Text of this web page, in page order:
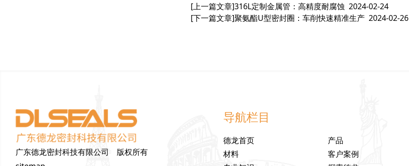
[上一篇文章]316L定制金属管：高精度耐腐蚀 2024-02-24
[下一篇文章]聚氨酯U型密封圈：车削快速精准生产 2024-02-26
广东德龙密封科技有限公司 版权所有
导航栏目
德龙首页
产品
材料
客户案例